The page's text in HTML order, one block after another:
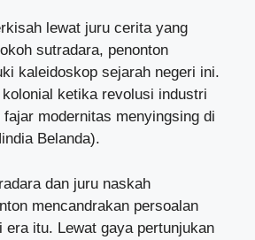
lewat juru cerita yang
sutradara, penonton
kaleidoskop sejarah negeri ini.
ketika revolusi industri
fajar modernitas menyingsing di
Belanda).
dan juru naskah
mencandrakan persoalan
era itu. Lewat gaya pertunjukan